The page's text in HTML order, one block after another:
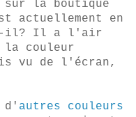
la boutique
actuellement en
t-il? Il a l'air
couleur
vu de l'écran,
d' autres couleurs